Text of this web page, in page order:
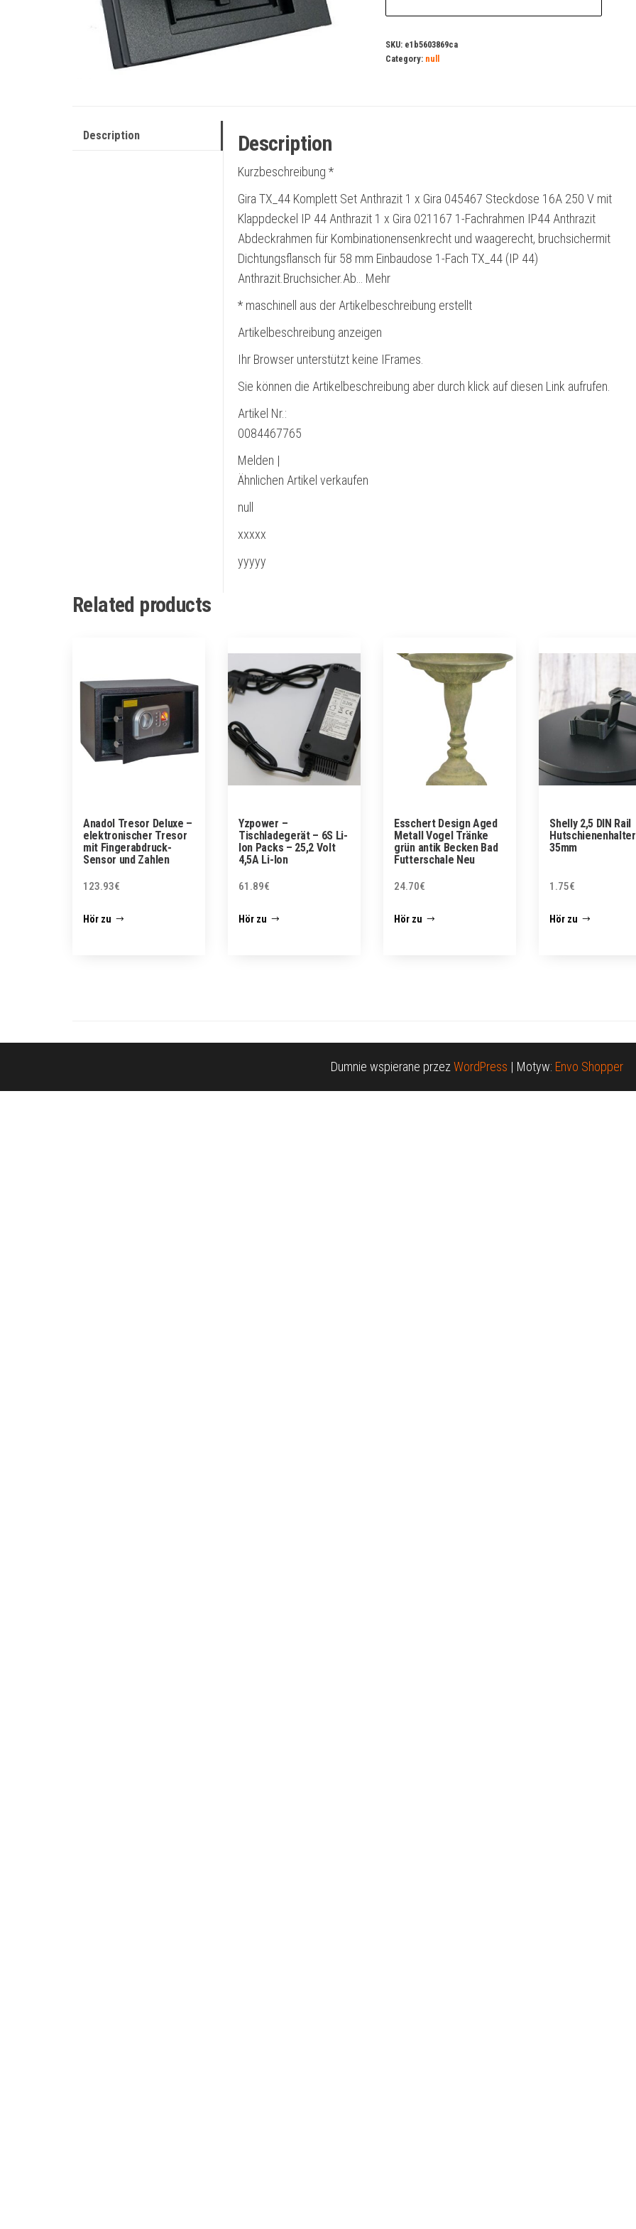
SKU: e1b5603869ca
Category: null
Description Description
Kurzbeschreibung *
Gira TX_44 Komplett Set Anthrazit 1 x Gira 045467 Steckdose 16A 250 V mit
Klappdeckel IP 44 Anthrazit 1 x Gira 021167 1-Fachrahmen IP44 Anthrazit
Abdeckrahmen für Kombinationensenkrecht und waagerecht, bruchsichermit
Dichtungsflansch für 58 mm Einbaudose 1-Fach TX_44 (IP 44)
Anthrazit.Bruchsicher.Ab… Mehr
* maschinell aus der Artikelbeschreibung erstellt
Artikelbeschreibung anzeigen
Ihr Browser unterstützt keine IFrames.
Sie können die Artikelbeschreibung aber durch klick auf diesen Link aufrufen.
Artikel Nr.:
0084467765
Melden |
Ähnlichen Artikel verkaufen
null
xxxxx
yyyyy
Related products
Anadol Tresor Deluxe –
elektronischer Tresor
mit Fingerabdruck-
Sensor und Zahlen
123.93€
Hör zu
Yzpower –
Tischladegerät – 6S Li-
Ion Packs – 25,2 Volt
4,5A Li-Ion
61.89€
Hör zu
Esschert Design Aged
Metall Vogel Tränke
grün antik Becken Bad
Futterschale Neu
24.70€
Hör zu
Shelly 2,5 DIN Rail
35mm
1.75€
Hör zu
Dumnie wspierane przez WordPress | Motyw: Envo Shopper